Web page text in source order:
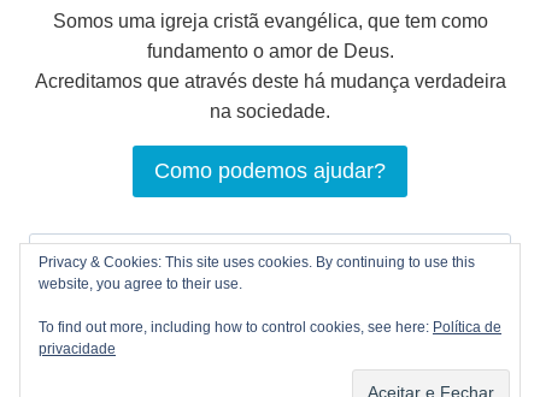
Somos uma igreja cristã evangélica, que tem como
fundamento o amor de Deus.
Acreditamos que através deste há mudança verdadeira
na sociedade.
Como podemos ajudar?
Pesquisar
por:
© 2026 LOGOS Comunhão Cristã |
Privacy & Cookies: This site uses cookies. By continuing to use this
website, you agree to their use.
To find out more, including how to control cookies, see here: Política de
privacidade